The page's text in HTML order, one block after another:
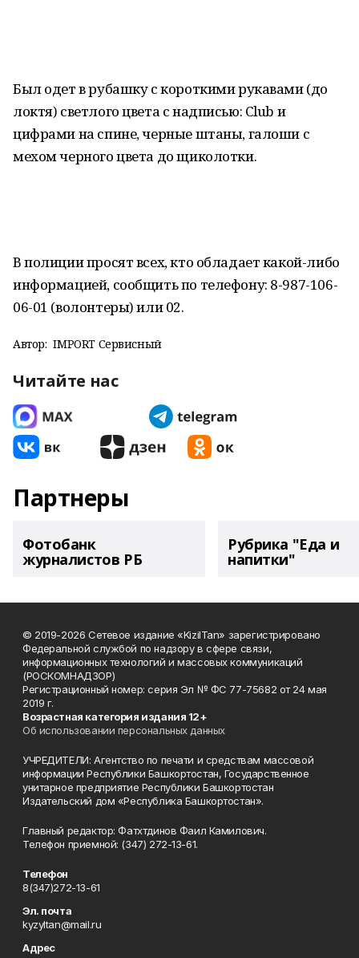
Был одет в рубашку с короткими рукавами (до
локтя) светлого цвета с надписью: Сlub и
цифрами на спине, черные штаны, галоши с
мехом черного цвета до щиколотки.
В полиции просят всех, кто обладает какой-либо
информацией, сообщить по телефону: 8-987-106-
06-01 (волонтеры) или 02.
Автор: IMPORT Сервисный
Читайте нас
Партнеры
Фотобанк
журналистов РБ
Рубрика "Еда и
напитки"
© 2019-2026 Сетевое издание «KizilTan» зарегистрировано
Федеральной службой по надзору в сфере связи,
информационных технологий и массовых коммуникаций
(РОСКОМНАДЗОР)
Регистрационный номер: серия Эл № ФС 77-75682 от 24 мая
2019 г.
Возрастная категория издания 12+
Об использовании персональных данных
УЧРЕДИТЕЛИ: Агентство по печати и средствам массовой
информации Республики Башкортостан, Государственное
унитарное предприятие Республики Башкортостан
Издательский дом «Республика Башкортостан».
Главный редактор: Фатхтдинов Фаил Камилович.
Телефон приемной: (347) 272-13-61.
Телефон
8(347)272-13-61
Эл. почта
kyzyltan@mail.ru
Адрес